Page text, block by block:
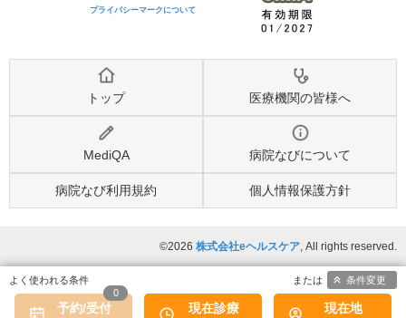
プライバシーマークについて
トップ 医療機関の皆様へ
MediQA 病院なびについて
病院なび利用規約 個人情報保護方針
©2026 株式会社eヘルスケア, All rights reserved.
予約/受付
0
現在診療 現在地
条件変更